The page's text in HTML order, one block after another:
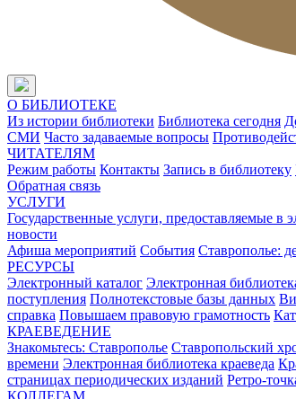
О БИБЛИОТЕКЕ
Из истории библиотеки Библиотека сегодня
СМИ Часто задаваемые вопросы
ЧИТАТЕЛЯМ
Режим работы Контакты Запись в библиотеку
Обратная связь
УСЛУГИ
Государственные услуги, предоставляемые в
новости
Афиша мероприятий События Ставрополье:
РЕСУРСЫ
Электронный каталог Электронная
поступления Полнотекстовые базы данных
справка Повышаем правовую грамотность
КРАЕВЕДЕНИЕ
Знакомьтесь: Ставрополье Ставропольский
времени Электронная библиотека краеведа
страницах периодических изданий Ретро-
КОЛЛЕГАМ